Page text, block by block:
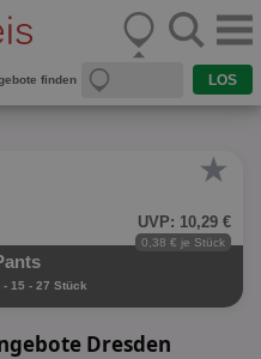
finden
★
UVP: 10,29 €
0,38 € je Stück
15 - 27 Stück
Dresden